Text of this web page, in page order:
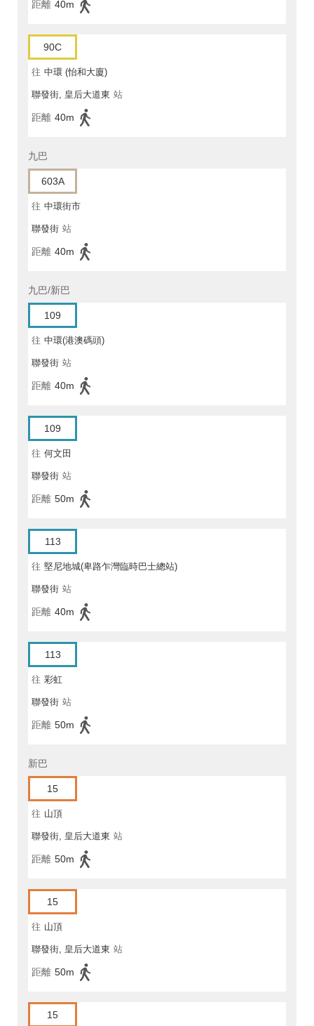
距離 40m
90C
往 中環 (怡和大廈)
聯發街, 皇后大道東 站
距離 40m
九巴
603A
往 中環街市
聯發街 站
距離 40m
九巴/新巴
109
往 中環(港澳碼頭)
聯發街 站
距離 40m
109
往 何文田
聯發街 站
距離 50m
113
往 堅尼地城(卑路乍灣臨時巴士總站)
聯發街 站
距離 40m
113
往 彩虹
聯發街 站
距離 50m
新巴
15
往 山頂
聯發街, 皇后大道東 站
距離 50m
15
往 山頂
聯發街, 皇后大道東 站
距離 50m
15